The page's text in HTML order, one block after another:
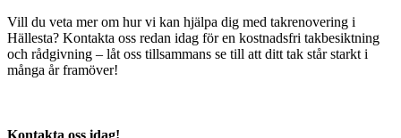
Vill du veta mer om hur vi kan hjälpa dig med takrenovering i
Hällesta? Kontakta oss redan idag för en kostnadsfri takbesiktning
och rådgivning – låt oss tillsammans se till att ditt tak står starkt i
många år framöver!
Kontakta oss idag!